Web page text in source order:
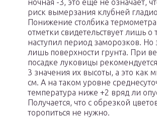
ночная -3, это еще не означает,
риск вымерзания клубней
Понижение столбика
отметки свидетельствует лишь о
наступил период заморозков. Но
лишь поверхности грунта. При
посадке луковицы
3 значения их высоты, а это как
см. А на таком уровне
температура ниже +2 вряд ли
Получается, что с обрезкой
торопиться не нужно.